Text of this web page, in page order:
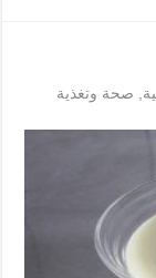
صحة وتغذية